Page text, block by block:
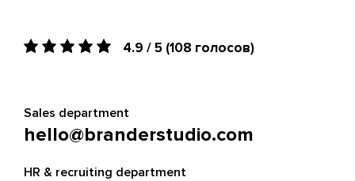
4.9 / 5 (108 голосов)
Sales department
hello@branderstudio.com
HR & recruiting department